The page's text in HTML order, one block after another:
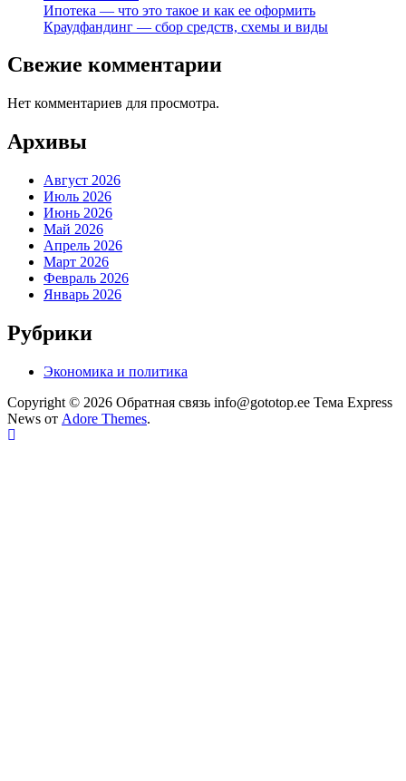
Ипотека — что это такое и как ее оформить
Краудфандинг — сбор средств, схемы и виды
Свежие комментарии
Нет комментариев для просмотра.
Архивы
Август 2026
Июль 2026
Июнь 2026
Май 2026
Апрель 2026
Март 2026
Февраль 2026
Январь 2026
Рубрики
Экономика и политика
Copyright © 2026 Обратная связь info@gototop.ee Тема Express
News от Adore Themes.